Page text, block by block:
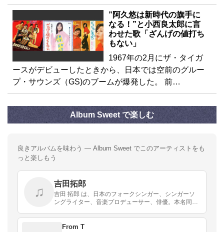
”阿久悠は新時代の旗手に
なる！”と小西良太郎に言
わせた歌「ざんげの値打ち
もない」
1967年の2月にザ・タイガ
ースがデビューしたときから、日本では空前のグルー
プ・サウンズ（GS)のブームが爆発した。 前…
Album Sweet で楽しむ
良きアルバムを味わう — Album Sweet でこのアーティストをも
っと楽しもう
♫
吉田拓郎
吉田 拓郎 は、日本のフォークシンガー、シンガーソ
ングライター、音楽プロデューサー、俳優。本名同
郡大口町（現在の伊佐市）生まれ 、広島県広島市育
ち。From T